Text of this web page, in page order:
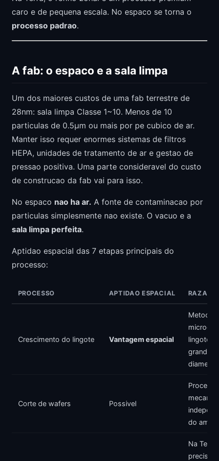
caro e de pequena escala. No espaco se torna o
processo padrao.
A fab: o espaco e a sala limpa
Um dos maiores custos de uma fab terrestre de
28nm: sala limpa Classe 1~10. Menos de 10
particulas de 0.5μm ou mais por pe cubico de ar.
Manter isso requer enormes sistemas de filtros
HEPA, unidades de tratamento de ar e gestao de
pressao positiva. Uma parte consideravel do custo
de construcao da fab vai para isso.
No espaco nao ha ar. A fonte de contaminacao por
particulas simplesmente nao existe. O vacuo e a
sala limpa perfeita.
Aptidao espacial das 7 etapas principais do
processo:
PROCESSO APTIDAO ESPACIAL RAZAO
Crescimento do lingote Vantagem espacial
Metodo
lingotes
grande
diametro
Corte de wafers Possivel
Processo
do
Na Terra
preciso